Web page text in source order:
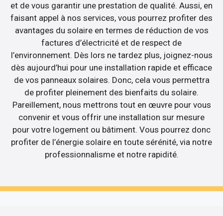
et de vous garantir une prestation de qualité. Aussi, en
faisant appel à nos services, vous pourrez profiter des
avantages du solaire en termes de réduction de vos
factures d’électricité et de respect de
l’environnement. Dès lors ne tardez plus, joignez-nous
dès aujourd’hui pour une installation rapide et efficace
de vos panneaux solaires. Donc, cela vous permettra
de profiter pleinement des bienfaits du solaire.
Pareillement, nous mettrons tout en œuvre pour vous
convenir et vous offrir une installation sur mesure
pour votre logement ou bâtiment. Vous pourrez donc
profiter de l’énergie solaire en toute sérénité, via notre
professionnalisme et notre rapidité.